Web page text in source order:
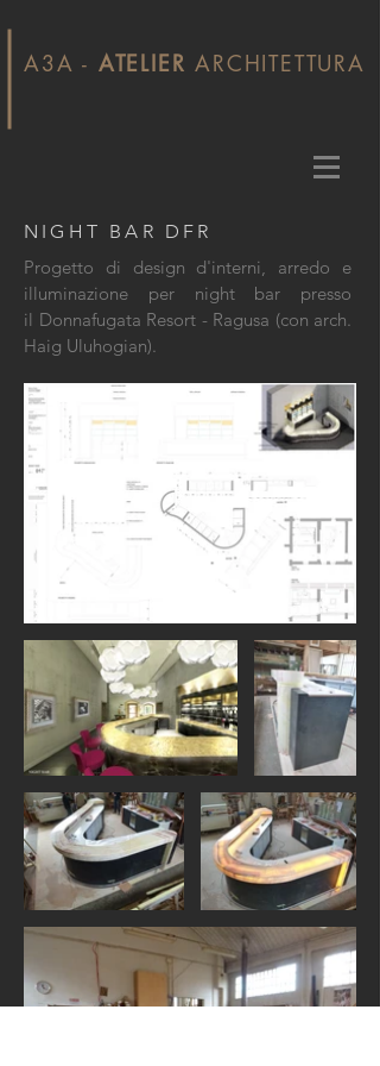
A3A - ATELIER ARCHITETTURA
NIGHT BAR DFR
Progetto di design d'interni, arredo e
illuminazione per night bar presso
il Donnafugata Resort - Ragusa (con arch.
Haig Uluhogian).